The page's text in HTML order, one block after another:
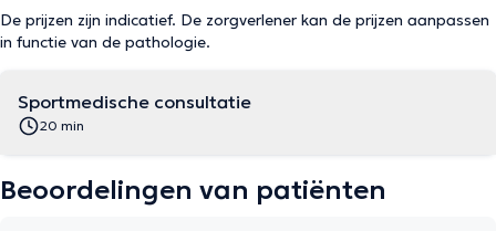
De prijzen zijn indicatief. De zorgverlener kan de prijzen aanpassen
in functie van de pathologie.
Sportmedische consultatie
20 min
Beoordelingen van patiënten